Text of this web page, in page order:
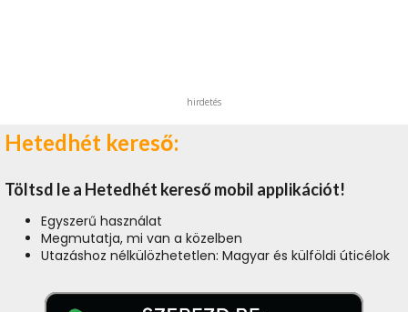
hirdetés
Hetedhét kereső:
Töltsd le a Hetedhét kereső mobil applikációt!
Egyszerű használat
Megmutatja, mi van a közelben
Utazáshoz nélkülözhetetlen: Magyar és külföldi úticélok